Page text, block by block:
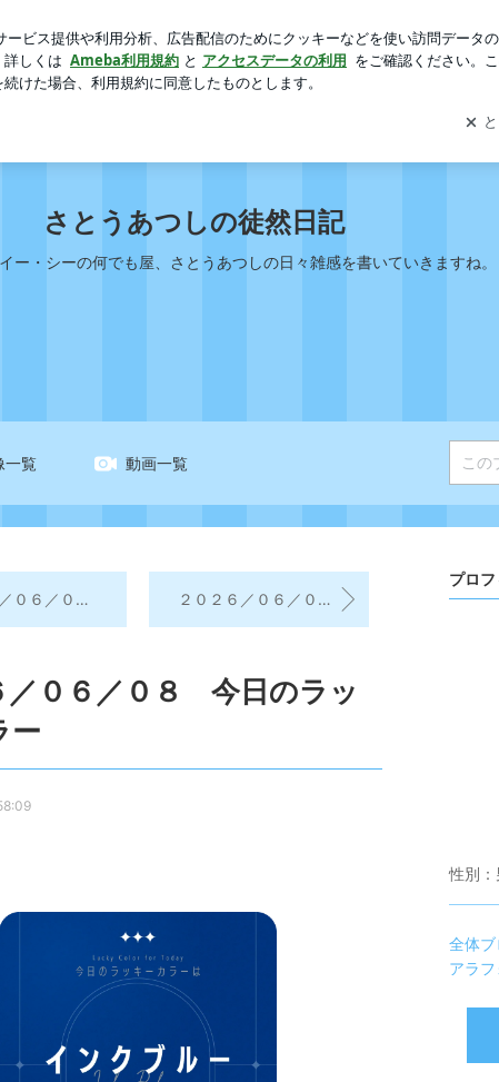
記
ログイン
さとうあつしの徒然日記
ー・シーの何でも屋、さとうあつしの日々雑感を書いていきますね。
一覧 動画一覧
8 今日のおみくじ ２０２６／０６／０８ 昨日の学習振り返り＆今日の学習予定
／０６／０８ 今日のラッ
ー
プロ
性別：
全体
アラ